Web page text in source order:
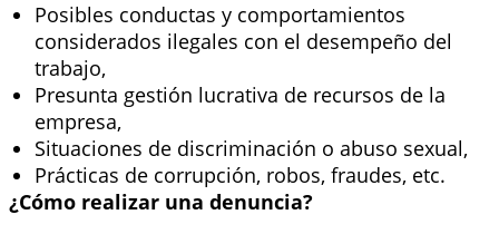
Posibles conductas y comportamientos
considerados ilegales con el desempeño del
trabajo,
Presunta gestión lucrativa de recursos de la
empresa,
Situaciones de discriminación o abuso sexual,
Prácticas de corrupción, robos, fraudes, etc.
¿Cómo realizar una denuncia?